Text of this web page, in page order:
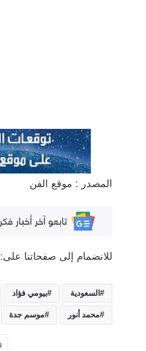
المصدر : موقع الفن
للانضمام إلى صفحاتنا على:
السعودية بيومي فؤاد
محمد أنور موسم جدة